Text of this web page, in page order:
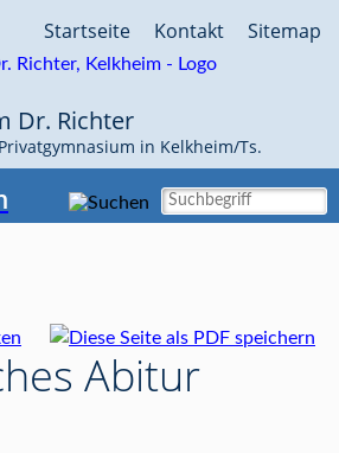
Sitemap
Kontakt
Startseite
Dr. Richter
in Kelkheim/Ts.
Abitur